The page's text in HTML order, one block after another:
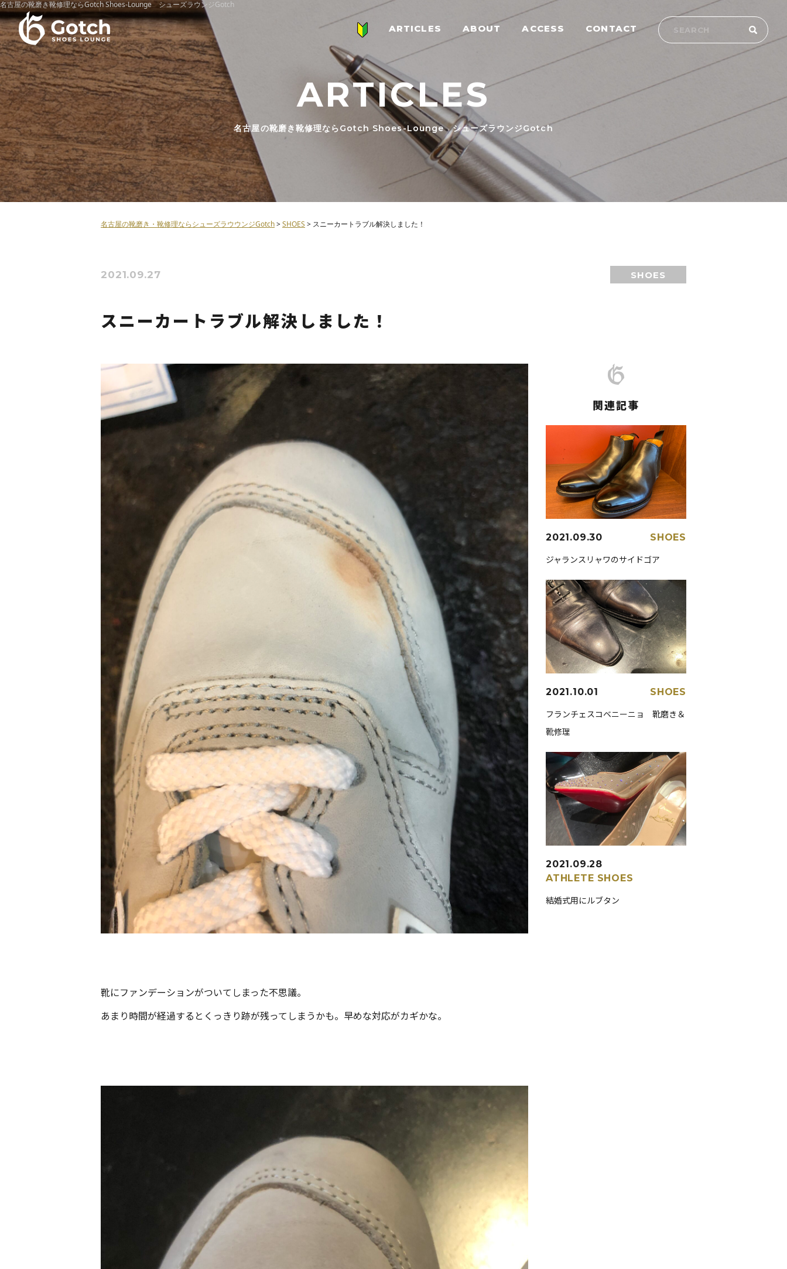
名古屋の靴磨き靴修理ならGotch Shoes-Lounge シューズラウンジGotch
ARTICLES ABOUT ACCESS CONTACT
ARTICLES
名古屋の靴磨き靴修理ならGotch Shoes-Lounge シューズラウンジGotch
名古屋の靴磨き・靴修理ならシューズラウウンジGotch>SHOES > スニーカートラブル解決しました！
2021.09.27 SHOES
スニーカートラブル解決しました！
靴にファンデーションがついてしまった不思議。
あまり時間が経過するとくっきり跡が残ってしまうかも。早めな対応がカギかな。
関連記事
2021.09.30 SHOES
ジャランスリャワのサイドゴア
2021.10.01 SHOES
フランチェスコベニーニョ 靴磨き＆
靴修理
2021.09.28
ATHLETE SHOES
結婚式用にルブタン